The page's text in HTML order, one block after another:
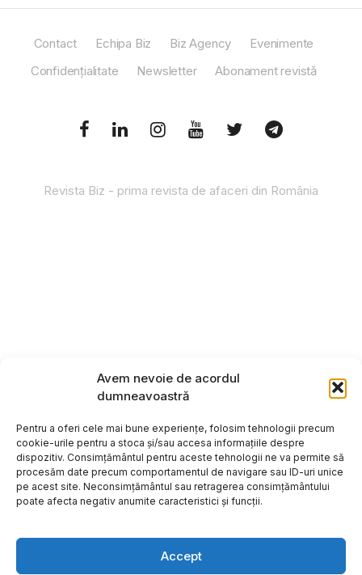
Avem nevoie de acordul
dumneavoastră
Pentru a oferi cele mai bune experiențe, folosim tehnologii precum
cookie-urile pentru a stoca și/sau accesa informațiile despre
dispozitiv. Consimțământul pentru aceste tehnologii ne va permite să
procesăm date precum comportamentul de navigare sau ID-uri unice
pe acest site. Neconsimțământul sau retragerea consimțământului
poate afecta negativ anumite caracteristici și funcții.
Accept
Contact Echipa Biz Biz Agency
Evenimente
Confidențialitate
Newsletter Abonament revistă
Revista Biz - prima revista de afaceri din România